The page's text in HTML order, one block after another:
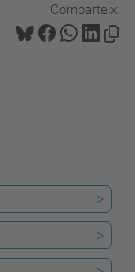
Comparteix:
>
>